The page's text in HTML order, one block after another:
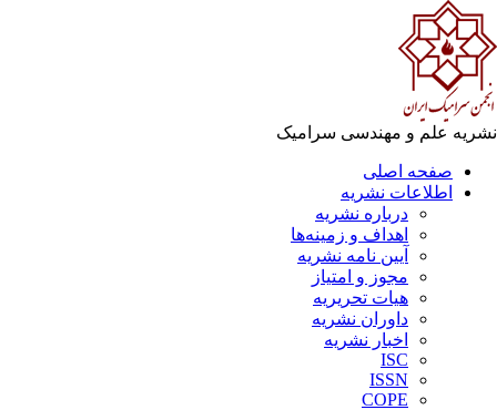
علم و مهندسی سرامیک
صفحه اصلی
اطلاعات نشریه
درباره نشریه
اهداف و زمینه‌ها
آیین نامه نشریه
مجوز و امتیاز
هیات تحریریه
داوران نشریه
اخبار نشریه
ISC
ISSN
COPE